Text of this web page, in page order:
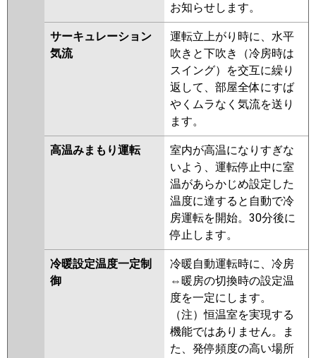
お知らせします。
サーキュレーション
気流
運転立上がり時に、水平
吹きと下吹き（冷房時は
スイング）を交互に繰り
返して、部屋全体にすば
やくムラなく気流を送り
ます。
高温みまもり運転
室内が高温になりすぎな
いよう、運転停止中に室
温があらかじめ設定した
温度に達すると自動で冷
房運転を開始。30分後に
停止します。
冷暖設定温度一定制
御
冷暖自動運転時に、冷房
⇔暖房の切換時の設定温
度を一定にします。
（注）恒温室を実現する
機能ではありません。ま
た、発停頻度の高い場所